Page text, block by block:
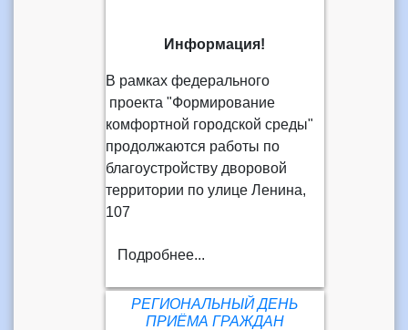
Информация!
В рамках федерального
проекта "Формирование
комфортной городской среды"
продолжаются работы по
благоустройству дворовой
территории по улице Ленина,
107
Подробнее...
РЕГИОНАЛЬНЫЙ ДЕНЬ
ПРИЁМА ГРАЖДАН